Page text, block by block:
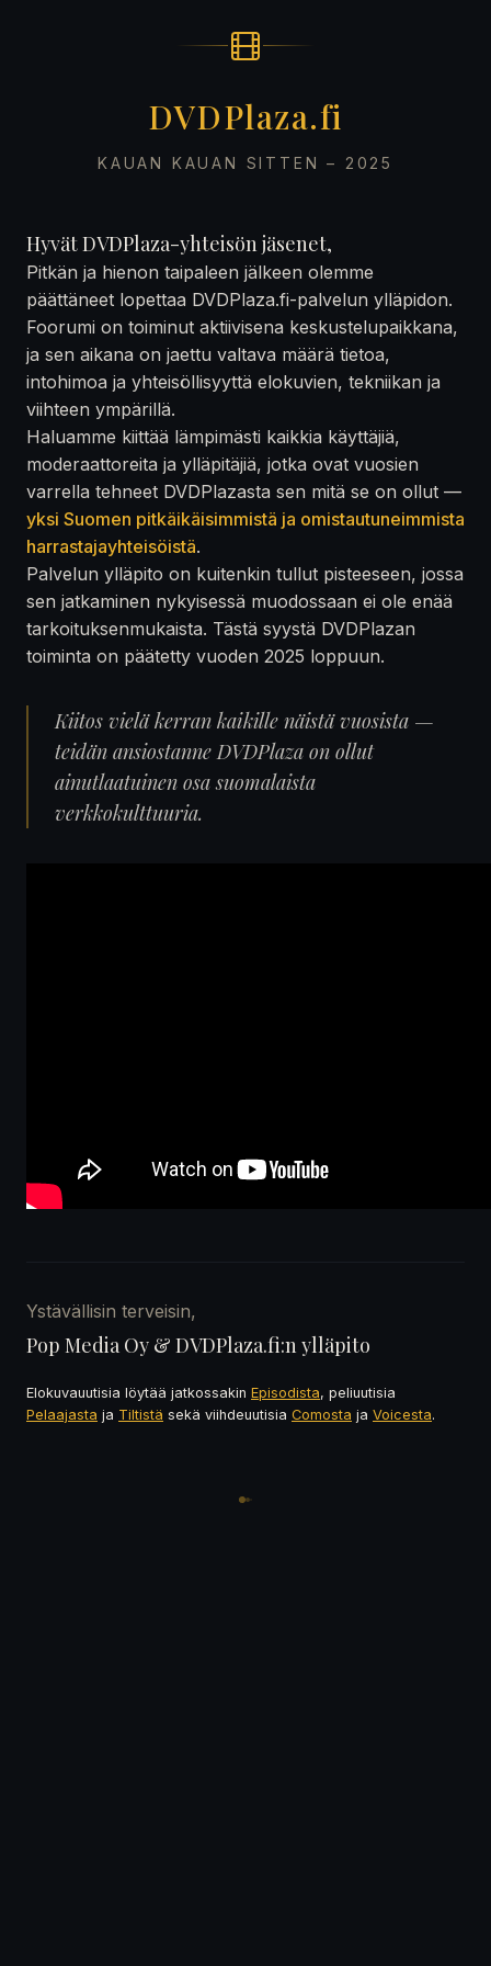
DVDPlaza.fi
KAUAN KAUAN SITTEN – 2025
Hyvät DVDPlaza-yhteisön jäsenet,
Pitkän ja hienon taipaleen jälkeen olemme
päättäneet lopettaa DVDPlaza.fi-palvelun ylläpidon.
Foorumi on toiminut aktiivisena keskustelupaikkana,
ja sen aikana on jaettu valtava määrä tietoa,
intohimoa ja yhteisöllisyyttä elokuvien, tekniikan ja
viihteen ympärillä.
Haluamme kiittää lämpimästi kaikkia käyttäjiä,
moderaattoreita ja ylläpitäjiä, jotka ovat vuosien
varrella tehneet DVDPlazasta sen mitä se on ollut —
yksi Suomen pitkäikäisimmistä ja omistautuneimmista
harrastajayhteisöistä.
Palvelun ylläpito on kuitenkin tullut pisteeseen, jossa
sen jatkaminen nykyisessä muodossaan ei ole enää
tarkoituksenmukaista. Tästä syystä DVDPlazan
toiminta on päätetty vuoden 2025 loppuun.
Kiitos vielä kerran kaikille näistä vuosista —
teidän ansiostanne DVDPlaza on ollut
ainutlaatuinen osa suomalaista
verkkokulttuuria.
Ystävällisin terveisin,
Pop Media Oy & DVDPlaza.fi:n ylläpito
Elokuvauutisia löytää jatkossakin Episodista, peliuutisia
Pelaajasta ja Tiltistä sekä viihdeuutisia Comosta ja Voicesta.